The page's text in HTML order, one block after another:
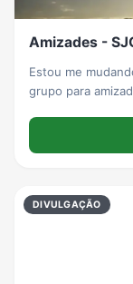
Amizades -
Estou me
grupo para amizades
DIVULGAÇÃO